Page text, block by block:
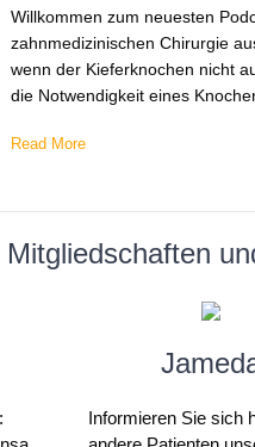
Willkommen zum neuesten
zahnmedizinischen Chirurgie
wenn der Kieferknochen nicht
die Notwendigkeit eines
Read More
Informieren Sie sich